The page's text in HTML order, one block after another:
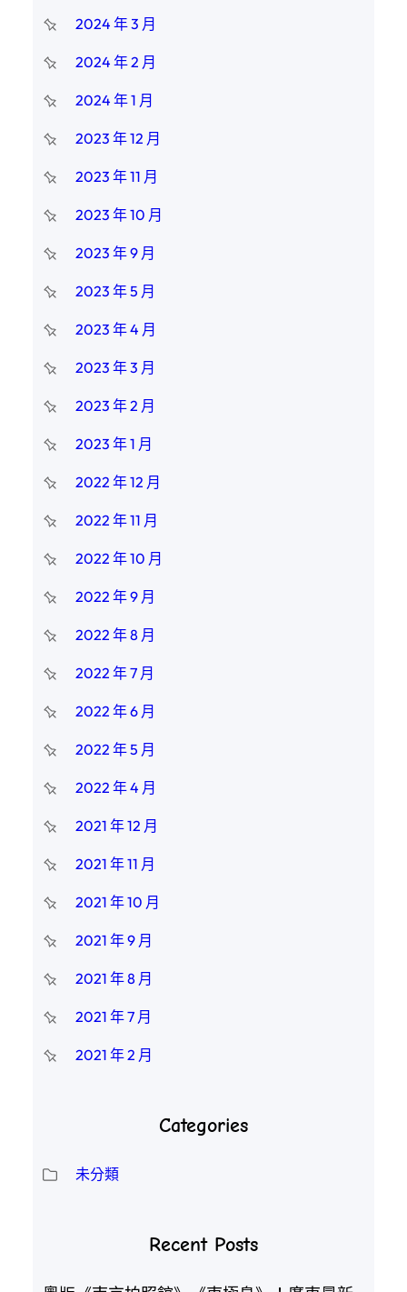
2024 年 3 月
2024 年 2 月
2024 年 1 月
2023 年 12 月
2023 年 11 月
2023 年 10 月
2023 年 9 月
2023 年 5 月
2023 年 4 月
2023 年 3 月
2023 年 2 月
2023 年 1 月
2022 年 12 月
2022 年 11 月
2022 年 10 月
2022 年 9 月
2022 年 8 月
2022 年 7 月
2022 年 6 月
2022 年 5 月
2022 年 4 月
2021 年 12 月
2021 年 11 月
2021 年 10 月
2021 年 9 月
2021 年 8 月
2021 年 7 月
2021 年 2 月
Categories
未分類
Recent Posts